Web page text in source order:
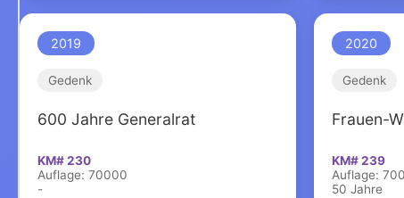
2019
Gedenk
600 Jahre Generalrat
KM# 230
Auflage: 70000
-
2020
Gedenk
Frauen-
KM# 239
Auflage:
50 Jahre